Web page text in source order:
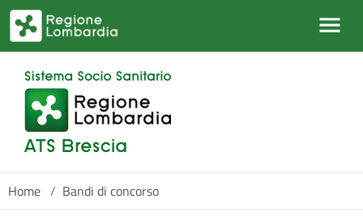
Salta al contenuto principale
Home / Bandi di concorso